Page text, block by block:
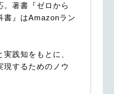
。著書『ゼロから
書』はAmazonラン
践知をもとに、
現するためのノウ